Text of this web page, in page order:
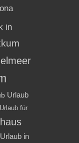
in
Urlaub
Urlaub für
Urlaub in